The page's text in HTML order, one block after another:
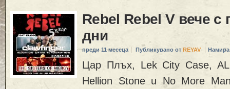
Rebel Rebel V вече с
дни
преди 11 месеца Публикувано от REYAV
Цар Плъх, Lek City Case,
Hellion Stone u No More